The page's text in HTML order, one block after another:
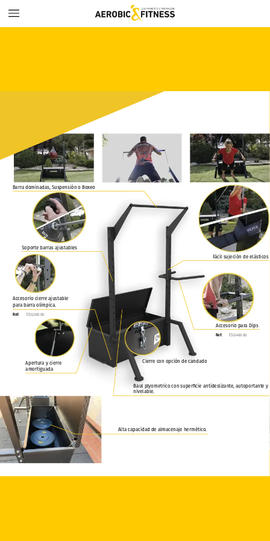
Barra dominadas, Suspensión o Boxeo
Soporte barras ajustables
Accesorio cierre ajustable
para barra olímpica.
Apertura y cierre
amortiguada
Cierre con opción de candado
Baul plyometrico con superficie antideslizante, autoportante y
nivelable.
Accesorio para Dips
Fácil sujeción de elásticos
Ref: ES32400.00
Ref: ES32200.00
Alta capacidad de almacenaje hermético.